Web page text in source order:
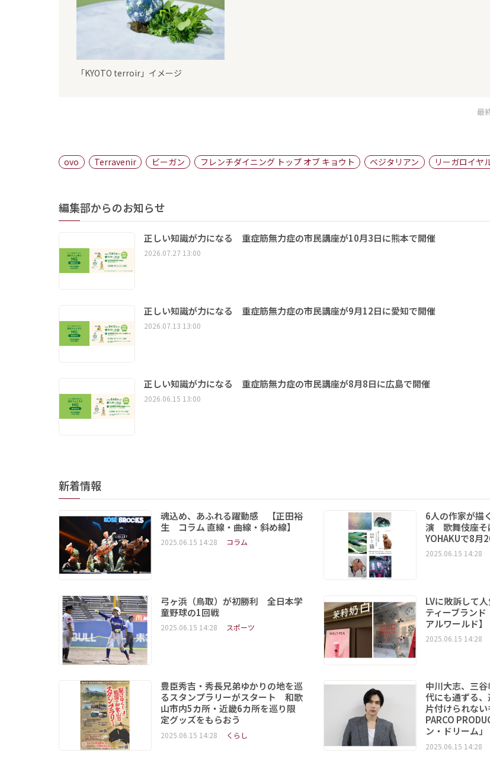
「KYOTO terroir」イメージ
最
ovo Terravenir ビーガン フレンチダイニング トップ オブ キョウト ベジタリアン リーガロイヤ
編集部からのお知らせ
正しい知識が力になる 重症筋無力症の市民講座が10月3日に熊本で開催
2026.07.27 13:00
正しい知識が力になる 重症筋無力症の市民講座が9月12日に愛知で開催
2026.07.13 13:00
正しい知識が力になる 重症筋無力症の市民講座が8月8日に広島で開催
2026.06.15 13:00
新着情報
魂込め、あふれる躍動感 【正田裕
生 コラム 直線・曲線・斜め線】
2025.06.15 14:28 コラム
6人の作家が描
演 歌舞伎座そ
YOHAKUで8月
2025.06.15 14:28
弓ヶ浜（鳥取）が初勝利 全日本学
童野球の1回戦
2025.06.15 14:28 スポーツ
LVに敗訴して
ティーブラン
アルワールド】
2025.06.15 14:28
豊臣秀吉・秀長兄弟ゆかりの地を巡
るスタンプラリーがスタート 和歌
山市内5カ所・近畿6カ所を巡り限
定グッズをもらおう
2025.06.15 14:28 くらし
中川大志、三
代にも通ずる
片付けられな
PARCO
ン・ドリーム」
2025.06.15 14:28